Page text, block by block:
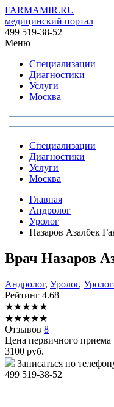
FARMAMIR.RU
медицинский портал
499 519-38-52
Меню
Специализации
Диагностики
Услуги
Москва
Специализации
Диагностики
Услуги
Москва
Главная
Андролог
Уролог
Назаров Азалбек
Врач Назаров
Андролог, Уролог,
Рейтинг 4.68
★★★★★
★★★★★
Отзывов 8
Цена первичного приема
3100 руб.
Записаться по
499 519-38-52